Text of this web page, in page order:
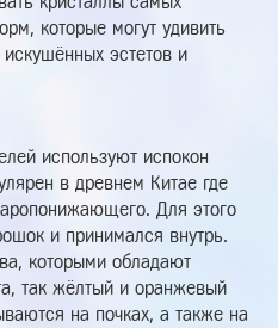
которые могут удивить
эстетов и
используют испокон
в древнем Китае где
Для этого
и принимался внутрь.
которыми обладают
так жёлтый и оранжевый
на почках, а также на